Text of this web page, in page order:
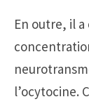
En outre, il
l’ocytocine.